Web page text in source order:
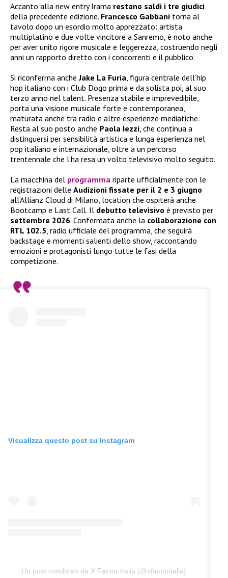
Accanto alla new entry Irama restano saldi i tre giudici
della precedente edizione. Francesco Gabbani torna al
tavolo dopo un esordio molto apprezzato: artista
multiplatino e due volte vincitore a Sanremo, è noto anche
per aver unito rigore musicale e leggerezza, costruendo negli
anni un rapporto diretto con i concorrenti e il pubblico.
Si riconferma ancheJake La Furia , figura centrale dell’hip
hop italiano con i Club Dogo prima e da solista poi, al suo
terzo anno nel talent. Presenza stabile e imprevedibile,
porta una visione musicale forte e contemporanea,
maturata anche tra radio e altre esperienze mediatiche.
Resta al suo posto anche Paola Iezzi , che continua a
distinguersi per sensibilità artistica e lunga esperienza nel
pop italiano e internazionale, oltre a un percorso
trentennale che l’ha resa un volto televisivo molto seguito.
La macchina del programma riparte ufficialmente con le
registrazioni delle Audizioni fissate per il 2 e 3 giugno
all’Allianz Cloud di Milano, location che ospiterà anche
Bootcamp e Last Call. Il debutto televisivo è previsto per
settembre 2026. Confermata anche la collaborazione con
RTL 102.5 , radio ufficiale del programma, che seguirà
backstage e momenti salienti dello show, raccontando
emozioni e protagonisti lungo tutte le fasi della
competizione.
Visualizza questo post su Instagram
Un post condiviso da X Factor Italia (@xfactoritalia)